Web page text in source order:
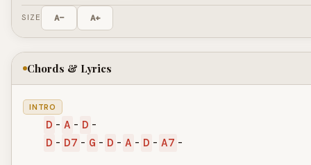
SIZE A− A+
Chords & Lyrics
INTRO
D - A - D -
D - D7 - G - D - A - D - A7 -